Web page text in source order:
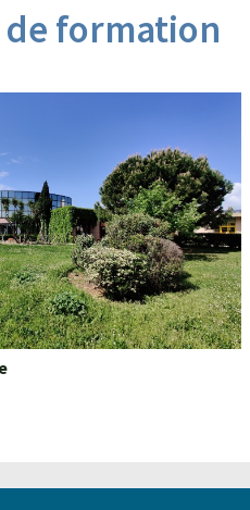
de formation